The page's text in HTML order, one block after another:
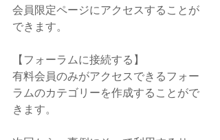
会員限定ページにアクセスすることが
できます。
【フォーラムに接続する】
有料会員のみがアクセスできるフォー
ラムのカテゴリーを作成することがで
きます。